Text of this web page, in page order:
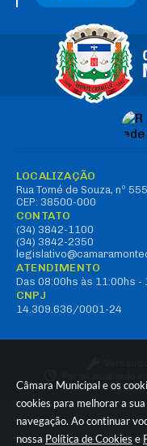
Câmara Municipal e os
cookies para melhorar a
navegação. Ao continuar
nossa Política de Cookies e
LOCALIZAÇÃO
Rua Tomé de Souza, nº
CEP: 38500-000
CONTATO
(34) 3842-1100
(34) 3842-2350
ATENDIMENTO
Das 08:00hs às 11:00hs -
CNPJ
14.309.636/0001-24
© Copyright Instar -